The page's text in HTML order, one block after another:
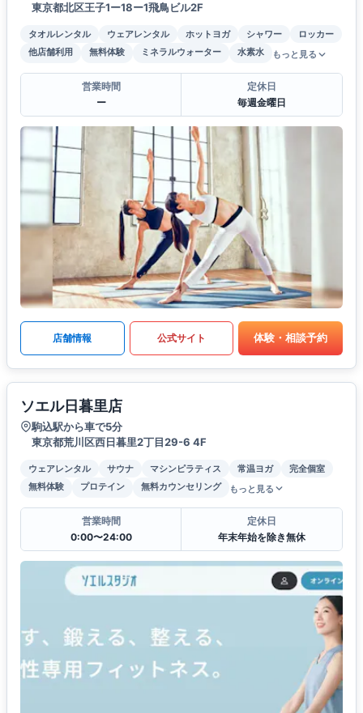
東京都北区王子1ー18ー1飛鳥ビル2F
タオルレンタル ウェアレンタル ホットヨガ シャワー
ロッカー
他店舗利用
無料体験 ミネラルウォーター 水素水 もっと見る
営業時間
ー
定休日
毎週金曜日
店舗情報 公式サイト 体験・相談予約
ソエル日暮里店
駒込駅から車で5分
東京都荒川区西日暮里2丁目29-6 4F
ウェアレンタル サウナ マシンピラティス 常温ヨガ
完全個室
無料体験
プロテイン 無料カウンセリング もっと見る
営業時間
0:00〜24:00
定休日
年末年始を除き無休